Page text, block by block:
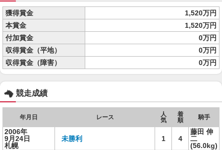
獲得賞金
1,520万円
本賞金
1,520万円
付加賞金
0万円
収得賞金（平地）
0万円
収得賞金（障害）
0万円
競走成績
年月日 レース
人
気
着
順
騎手
2006年
9月24日
札幌
未勝利 1 4
藤田 伸
二
(56.0kg)